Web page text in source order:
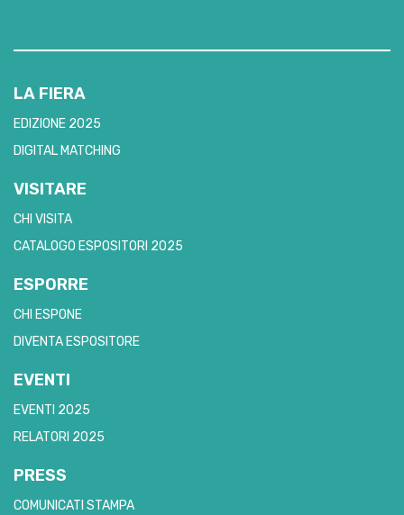
LA FIERA
EDIZIONE 2025
DIGITAL MATCHING
VISITARE
CHI VISITA
CATALOGO ESPOSITORI 2025
ESPORRE
CHI ESPONE
DIVENTA ESPOSITORE
EVENTI
EVENTI 2025
RELATORI 2025
PRESS
COMUNICATI STAMPA